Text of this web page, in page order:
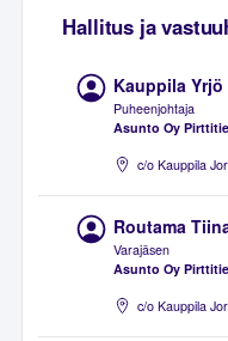
Hallitus ja
Kauppila
Puheenjohtaja
Asunto Oy
c/o Kauppila
Routama
Varajäsen
Asunto Oy
c/o Kauppila